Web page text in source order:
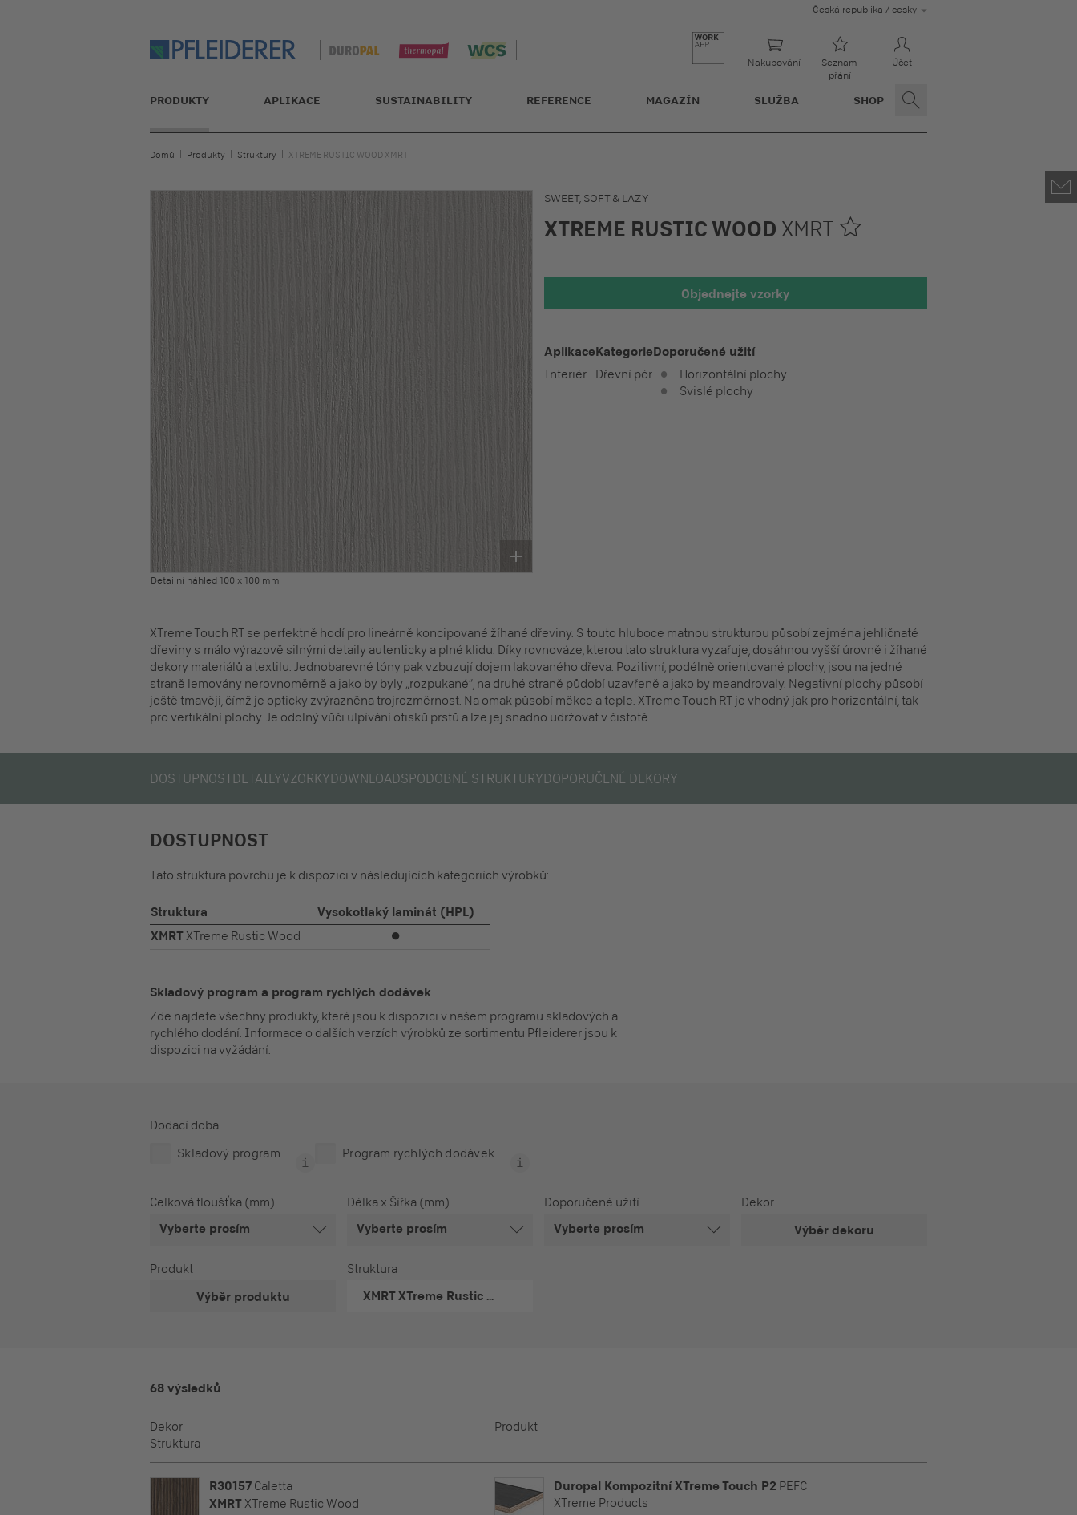
Česká republika / cesky
Nakupování
Seznam
přání
Účet
PRODUKTY APLIKACE SUSTAINABILITY REFERENCE MAGAZÍN SLUŽBA SHOP
Domů Produkty Struktury XTREME RUSTIC WOOD XMRT
Detailní náhled 100 x 100 mm
SWEET, SOFT & LAZY
XTREME RUSTIC WOOD XMRT
Objednejte vzorky
Aplikace
Interiér
Kategorie
Dřevní pór
Doporučené užití
Horizontální plochy
Svislé plochy
XTreme Touch RT se perfektně hodí pro lineárně koncipované žíhané dřeviny. S touto hluboce matnou strukturou působí zejména jehličnaté
dřeviny s málo výrazově silnými detaily autenticky a plné klidu. Díky rovnováze, kterou tato struktura vyzařuje, dosáhnou vyšší úrovně i žíhané
dekory materiálů a textilu. Jednobarevné tóny pak vzbuzují dojem lakovaného dřeva. Pozitivní, podélně orientované plochy, jsou na jedné
straně lemovány nerovnoměrně a jako by byly „rozpukané“, na druhé straně půdobí uzavřeně a jako by meandrovaly. Negativní plochy působí
ještě tmavěji, čímž je opticky zvýrazněna trojrozměrnost. Na omak působí měkce a teple. XTreme Touch RT je vhodný jak pro horizontální, tak
pro vertikální plochy. Je odolný vůči ulpívání otisků prstů a lze jej snadno udržovat v čistotě.
DOSTUPNOSTDETAILYVZORKYDOWNLOADSPODOBNÉ STRUKTURYDOPORUČENÉ DEKORY
DOSTUPNOST
Tato struktura povrchu je k dispozici v následujících kategoriích výrobků:
Struktura
Vysokotlaký laminát (HPL)
XMRTXTreme Rustic Wood ⏺
Skladový program a program rychlých dodávek
Zde najdete všechny produkty, které jsou k dispozici v našem programu skladových a
rychlého dodání. Informace o dalších verzích výrobků ze sortimentu Pfleiderer jsou k
dispozici na vyžádání.
Dodací doba
Skladový program
Program rychlých dodávek
Celková tloušťka (mm)
Vyberte prosím
Délka x Šířka (mm)
Vyberte prosím
Doporučené užití
Vyberte prosím
Dekor
Výběr dekoru
Produkt
Výběr produktu
Struktura
XMRTXTreme Rustic Wood
68 výsledků
Dekor
Struktura
Produkt
R30157 Caletta
XMRTXTreme Rustic Wood
Duropal Kompozitní XTreme Touch P2 PEFC
XTreme Products